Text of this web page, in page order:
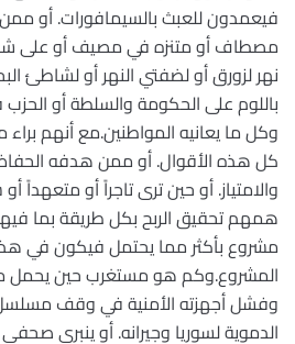
فيعمدون للعبث بالسيمافورات. أو
مصطاف أو متنزه في مصيف أو على
نهر لزورق أو لضفتي النهر أو لشاطئ
باللوم على الحكومة والسلطة أو
وكل ما يعانيه المواطنين.مع أنهم
كل هذه الأقوال. أو ممن هدفه
والامتياز. أو حين ترى تاجراً أو
همهم تحقيق الربح بكل طريقة بما
مشروع بأكثر مما يحتمل فيكون في
المشروع.وكم هو مستغرب حين
وفشل أجهزته الأمنية في وقف
الدموية لسوريا وجيرانه. أو ينبري